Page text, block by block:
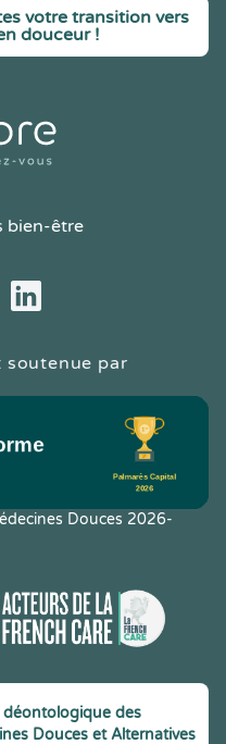
votre transition vers
douceur !
bien-être
LinkedIn
soutenue par
Douces 2026-
déontologique des
Douces et Alternatives